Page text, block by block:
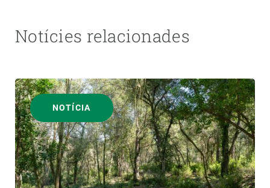
Notícies relacionades
NOTÍCIA